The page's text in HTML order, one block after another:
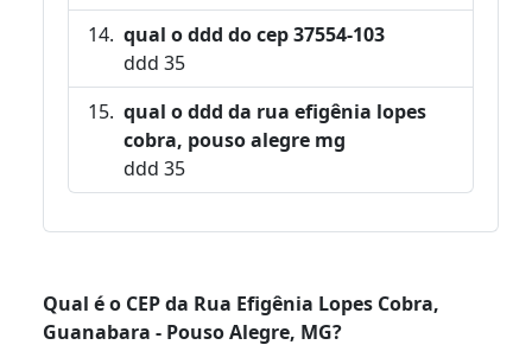
qual o ddd do cep 37554-103
ddd 35
qual o ddd da rua efigênia lopes
cobra, pouso alegre mg
ddd 35
Qual é o CEP da Rua Efigênia Lopes Cobra,
Guanabara - Pouso Alegre, MG?